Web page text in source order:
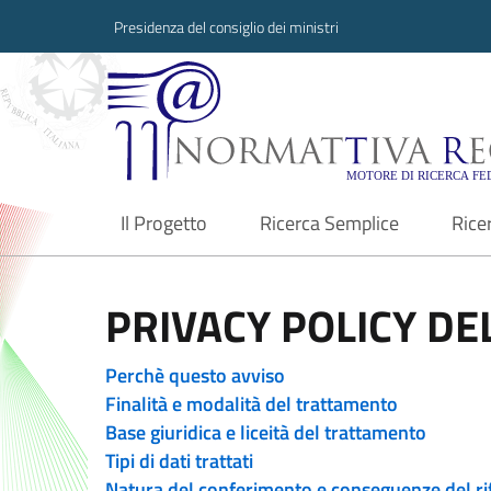
Presidenza del consiglio dei ministri
Normattiva
Il Progetto
current Ricerca Semplice
PRIVACY POLICY
Perchè questo avviso
Finalità e modalità del trattamento
Base giuridica e liceità del trattamento
Tipi di dati trattati